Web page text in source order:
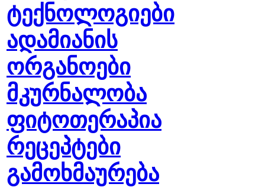
ტექნოლოგიები
ადამიანის
ორგანოები
მკურნალობა
ფიტოთერაპია
რეცეპტები
გამოხმაურება